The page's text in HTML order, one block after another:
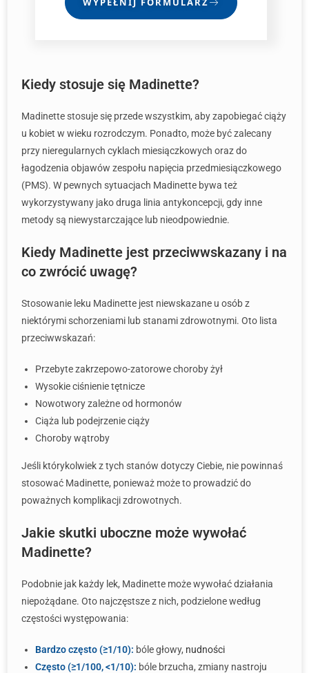
Kiedy stosuje się Madinette?
Madinette stosuje się przede wszystkim, aby zapobiegać ciąży
u kobiet w wieku rozrodczym. Ponadto, może być zalecany
przy nieregularnych cyklach miesiączkowych oraz do
łagodzenia objawów zespołu napięcia przedmiesiączkowego
(PMS). W pewnych sytuacjach Madinette bywa też
wykorzystywany jako druga linia antykoncepcji, gdy inne
metody są niewystarczające lub nieodpowiednie.
Kiedy Madinette jest przeciwwskazany i na
co zwrócić uwagę?
Stosowanie leku Madinette jest niewskazane u osób z
niektórymi schorzeniami lub stanami zdrowotnymi. Oto lista
przeciwwskazań:
Przebyte zakrzepowo-zatorowe choroby żył
Wysokie ciśnienie tętnicze
Nowotwory zależne od hormonów
Ciąża lub podejrzenie ciąży
Choroby wątroby
Jeśli którykolwiek z tych stanów dotyczy Ciebie, nie powinnaś
stosować Madinette, ponieważ może to prowadzić do
poważnych komplikacji zdrowotnych.
Jakie skutki uboczne może wywołać
Madinette?
Podobnie jak każdy lek, Madinette może wywołać działania
niepożądane. Oto najczęstsze z nich, podzielone według
częstości występowania:
Bardzo często (≥1/10): bóle głowy, nudności
Często (≥1/100, <1/10): bóle brzucha, zmiany nastroju